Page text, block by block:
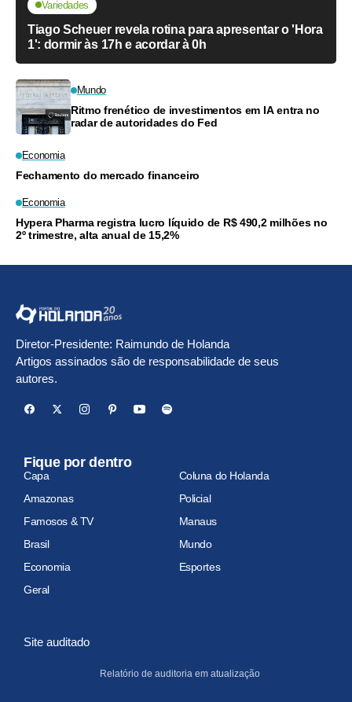
Variedades
Tiago Scheuer revela rotina para apresentar o 'Hora
1': dormir às 17h e acordar à 0h
Mundo
Ritmo frenético de investimentos em IA entra no
radar de autoridades do Fed
Economia
Fechamento do mercado financeiro
Economia
Hypera Pharma registra lucro líquido de R$ 490,2 milhões no
2º trimestre, alta anual de 15,2%
Diretor-Presidente: Raimundo de Holanda
Artigos assinados são de responsabilidade de seus
autores.
Fique por dentro
Capa
Coluna do Holanda
Amazonas
Policial
Famosos & TV
Manaus
Brasil
Mundo
Economia
Esportes
Geral
Site auditado
Relatório de auditoria em atualização